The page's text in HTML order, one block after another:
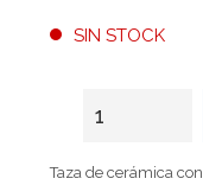
SIN STOCK
Taza de cerámica